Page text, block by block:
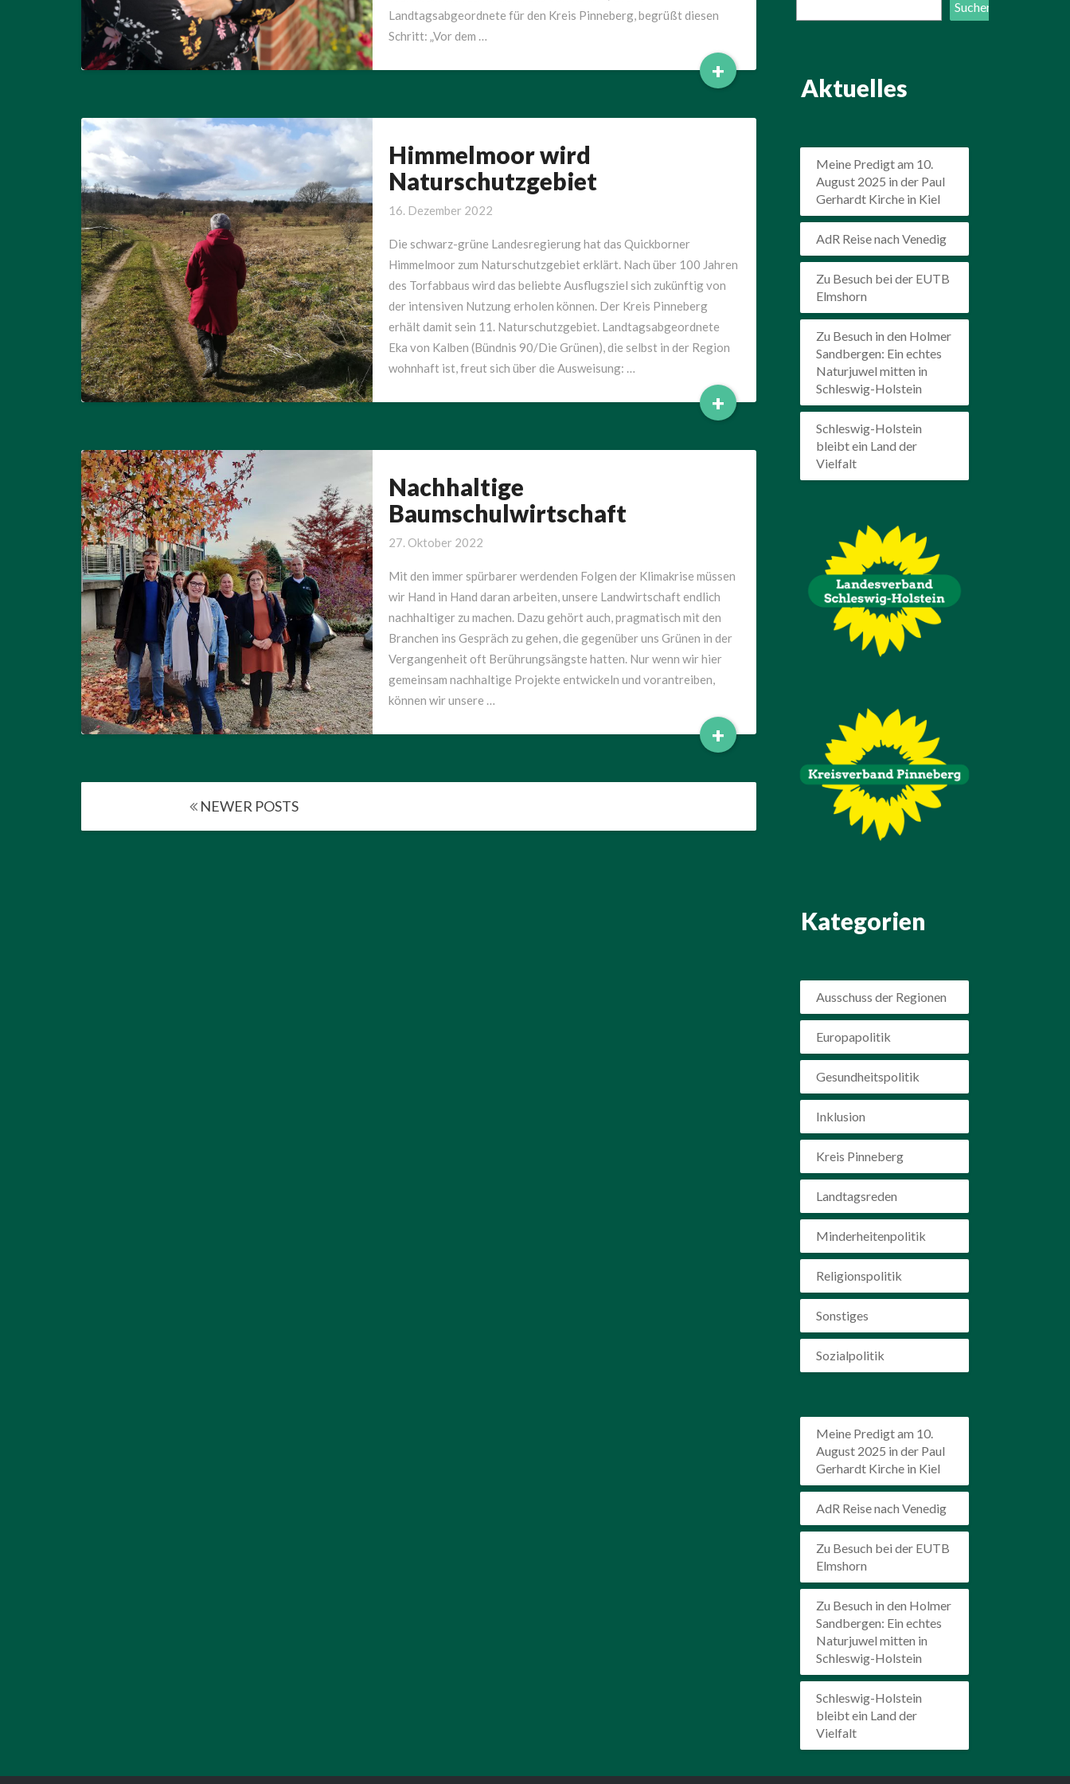
Landtagsabgeordnete für den Kreis Pinneberg, begrüßt diesen
Schritt: „Vor dem …
+Read
More
Himmelmoor
wird
Naturschutzgebiet
Himmelmoor wird
Naturschutzgebiet
16. Dezember 2022
Die schwarz-grüne Landesregierung hat das Quickborner
Himmelmoor zum Naturschutzgebiet erklärt. Nach über 100 Jahren
des Torfabbaus wird das beliebte Ausflugsziel sich zukünftig von
der intensiven Nutzung erholen können. Der Kreis Pinneberg
erhält damit sein 11. Naturschutzgebiet. Landtagsabgeordnete
Eka von Kalben (Bündnis 90/Die Grünen), die selbst in der Region
wohnhaft ist, freut sich über die Ausweisung: …
+Read
More
Nachhaltige
Baumschulwirtschaft
Nachhaltige
Baumschulwirtschaft
27. Oktober 2022
Mit den immer spürbarer werdenden Folgen der Klimakrise müssen
wir Hand in Hand daran arbeiten, unsere Landwirtschaft endlich
nachhaltiger zu machen. Dazu gehört auch, pragmatisch mit den
Branchen ins Gespräch zu gehen, die gegenüber uns Grünen in der
Vergangenheit oft Berührungsängste hatten. Nur wenn wir hier
gemeinsam nachhaltige Projekte entwickeln und vorantreiben,
können wir unsere …
+Read
More
navigationNEWER POSTS
Suchen
Aktuelles
Meine Predigt am 10.
August 2025 in der Paul
Gerhardt Kirche in Kiel
AdR Reise nach Venedig
Zu Besuch bei der EUTB
Elmshorn
Zu Besuch in den Holmer
Sandbergen: Ein echtes
Naturjuwel mitten in
Schleswig-Holstein
Schleswig-Holstein
bleibt ein Land der
Vielfalt
Kategorien
Ausschuss der Regionen
Europapolitik
Gesundheitspolitik
Inklusion
Kreis Pinneberg
Landtagsreden
Minderheitenpolitik
Religionspolitik
Sonstiges
Sozialpolitik
Meine Predigt am 10.
August 2025 in der Paul
Gerhardt Kirche in Kiel
AdR Reise nach Venedig
Zu Besuch bei der EUTB
Elmshorn
Zu Besuch in den Holmer
Sandbergen: Ein echtes
Naturjuwel mitten in
Schleswig-Holstein
Schleswig-Holstein
bleibt ein Land der
Vielfalt